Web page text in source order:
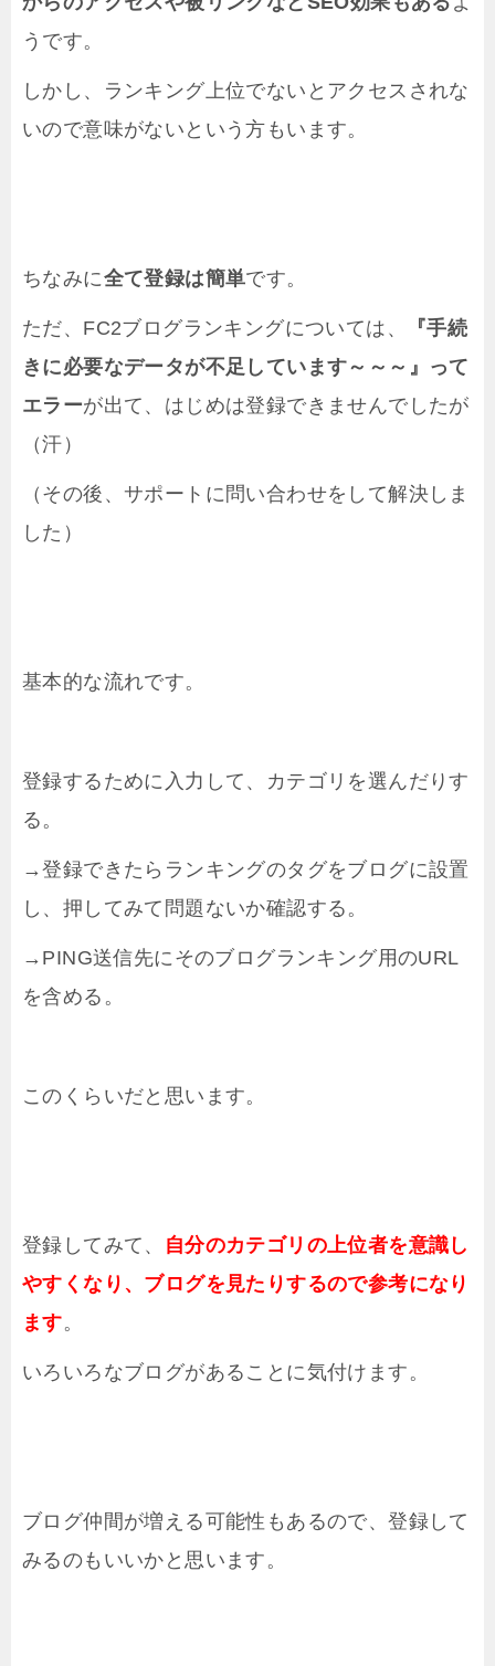
うです。
しかし、ランキング上位でないとアクセスされな
いので意味がないという方もいます。
ちなみに全て登録は簡単です。
ただ、FC2ブログランキングについては、
『手続
きに必要なデータが不足しています～～～』って
エラーが出て、はじめは登録できませんでしたが
（汗）
（その後、サポートに問い合わせをして解決しま
した）
基本的な流れです。
登録するために入力して、カテゴリを選んだりす
る。
→登録できたらランキングのタグをブログに設置
し、押してみて問題ないか確認する。
→PING送信先にそのブログランキング用のURL
を含める。
このくらいだと思います。
登録してみて、
自分のカテゴリの上位者を意識し
やすくなり、ブログを見たりするので参考になり
ます。
いろいろなブログがあることに気付けます。
ブログ仲間が増える可能性もあるので、登録して
みるのもいいかと思います。